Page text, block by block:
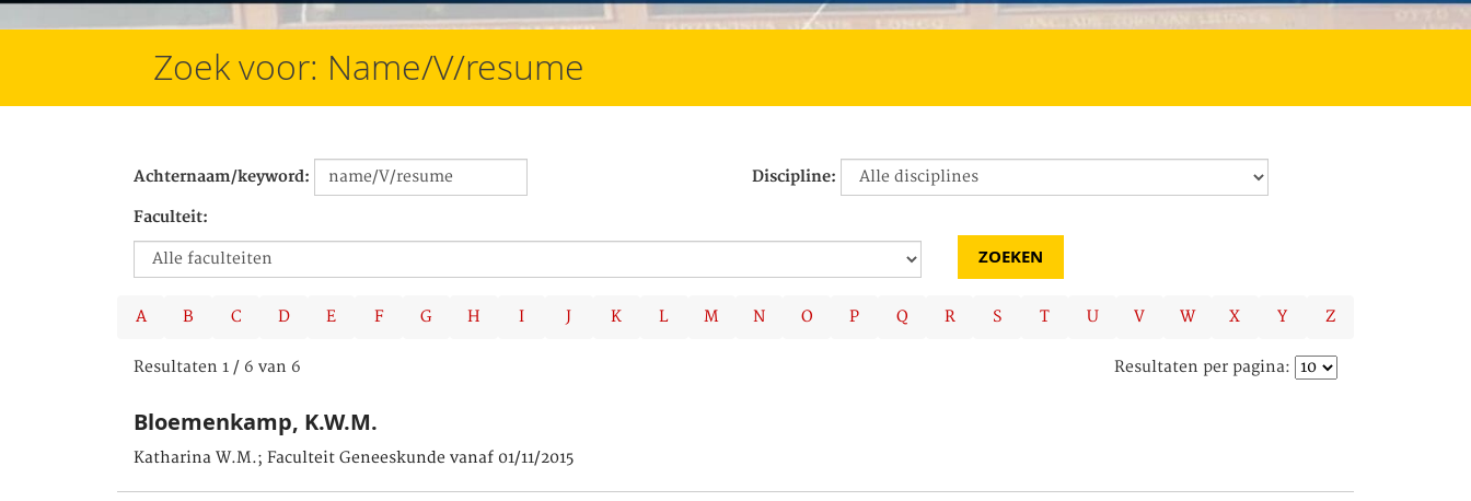
Zoek voor: Name/V/resume
Achternaam/keyword: Discipline:
Faculteit:
A B C D E F G H I J K L M N O P Q R S T U V W X Y Z
Resultaten 1 / 6 van 6 Resultaten per pagina:
Bloemenkamp, K.W.M.
Katharina W.M.; Faculteit Geneeskunde vanaf 01/11/2015